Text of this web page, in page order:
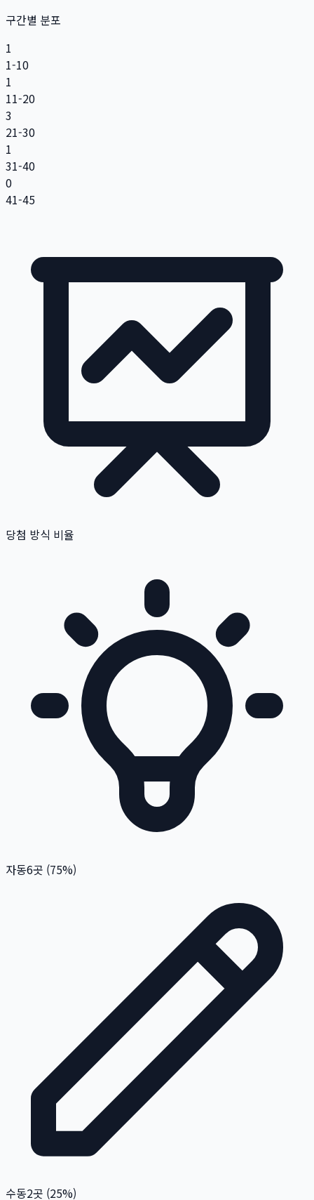
구간별 분포
1
1-10
1
11-20
3
21-30
1
31-40
0
41-45
당첨 방식 비율
자동6곳 (75%)
수동2곳 (25%)